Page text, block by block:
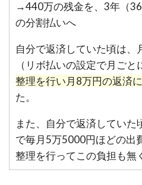
→440万の残金を、3年（36
の分割払いへ
自分で返済していた頃は
（リボ払いの設定で月ごと
整理を行い月8万円の返済
た。
また、自分で返済してい
で毎月5万5000円ほどの出
整理を行ってこの負担も無